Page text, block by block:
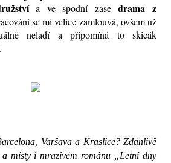
a ve spodní zase drama z
se mi velice zamlouvá, ovšem už
neladí a připomíná to skicák
Varšava a Kraslice? Zdánlivě
a místy i mrazivém románu „Letní dny